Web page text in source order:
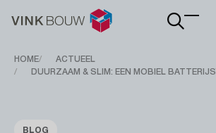
Main
Breadcrumb
HOME
ACTUEEL
DUURZAAM & SLIM: EEN MOBIEL
BLOG